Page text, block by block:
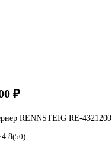
₽
RENNSTEIG RE-4321200
4.8(50)